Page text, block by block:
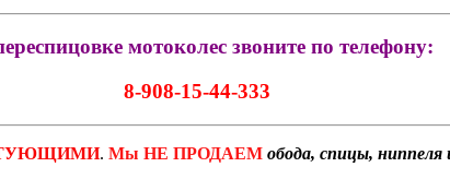
мотоколес звоните по телефону:
8-908-15-44-333
. Мы НЕ ПРОДАЕМ обода, спицы, ниппеля